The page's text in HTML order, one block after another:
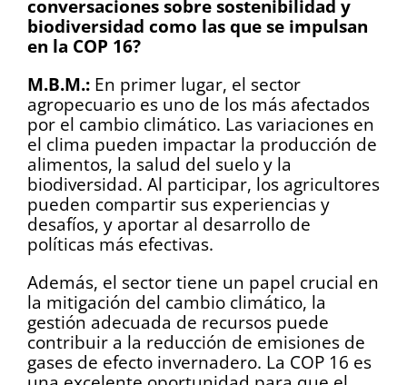
conversaciones sobre sostenibilidad y
biodiversidad como las que se impulsan
en la COP 16?
M.B.M.: En primer lugar, el sector
agropecuario es uno de los más afectados
por el cambio climático. Las variaciones en
el clima pueden impactar la producción de
alimentos, la salud del suelo y la
biodiversidad. Al participar, los agricultores
pueden compartir sus experiencias y
desafíos, y aportar al desarrollo de
políticas más efectivas.
Además, el sector tiene un papel crucial en
la mitigación del cambio climático, la
gestión adecuada de recursos puede
contribuir a la reducción de emisiones de
gases de efecto invernadero. La COP 16 es